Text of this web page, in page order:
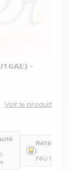
-
Voir le produit
:
F6U16AE